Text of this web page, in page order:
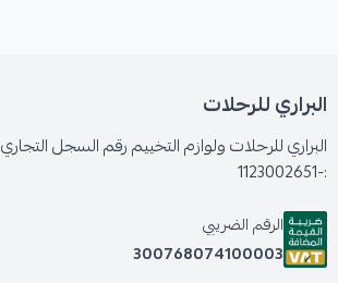
البراري للرحلات
البراري للرحلات ولوازم التخييم رقم السجل التجاري
:-1123002651
الرقم الضريبي
300768074100003